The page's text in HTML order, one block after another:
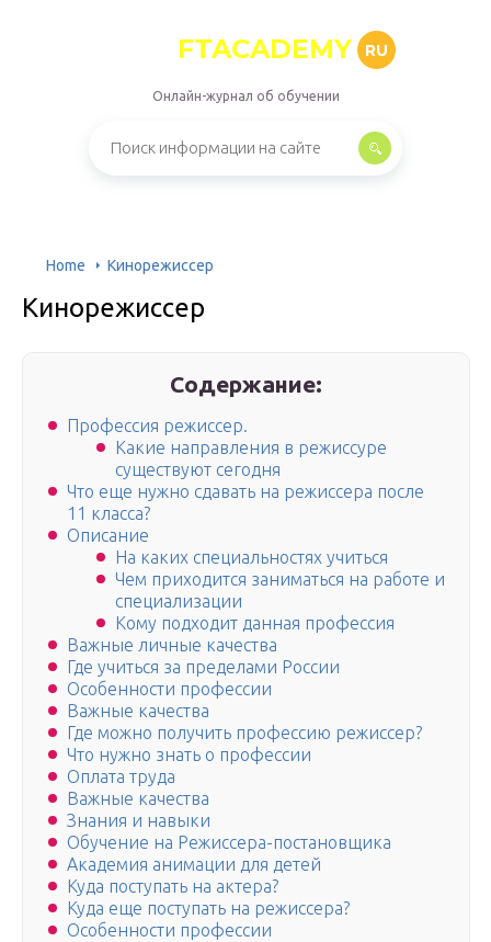
FTACADEMY RU
Онлайн-журнал об обучении
Home Кинорежиссер
Кинорежиссер
Содержание:
Профессия режиссер.
Какие направления в режиссуре
существуют сегодня
Что еще нужно сдавать на режиссера после
11 класса?
Описание
На каких специальностях учиться
Чем приходится заниматься на работе и
специализации
Кому подходит данная профессия
Важные личные качества
Где учиться за пределами России
Особенности профессии
Важные качества
Где можно получить профессию режиссер?
Что нужно знать о профессии
Оплата труда
Важные качества
Знания и навыки
Обучение на Режиссера-постановщика
Академия анимации для детей
Куда поступать на актера?
Куда еще поступать на режиссера?
Особенности профессии